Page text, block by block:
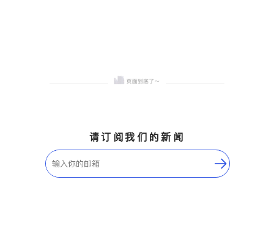
请订阅我们的新闻